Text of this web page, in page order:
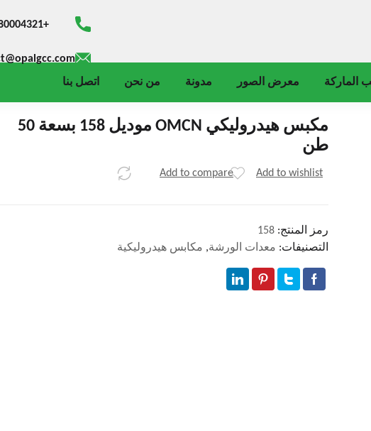
اتصل بنا من نحن مدونة معرض الصور
مكبس هيدروليكي OMCN موديل 158 بسعة 50
طن
Add to wishlist
Add to compare
رمز المنتج: 158
التصنيفات: معدات الورشة, مكابس هيدروليكية